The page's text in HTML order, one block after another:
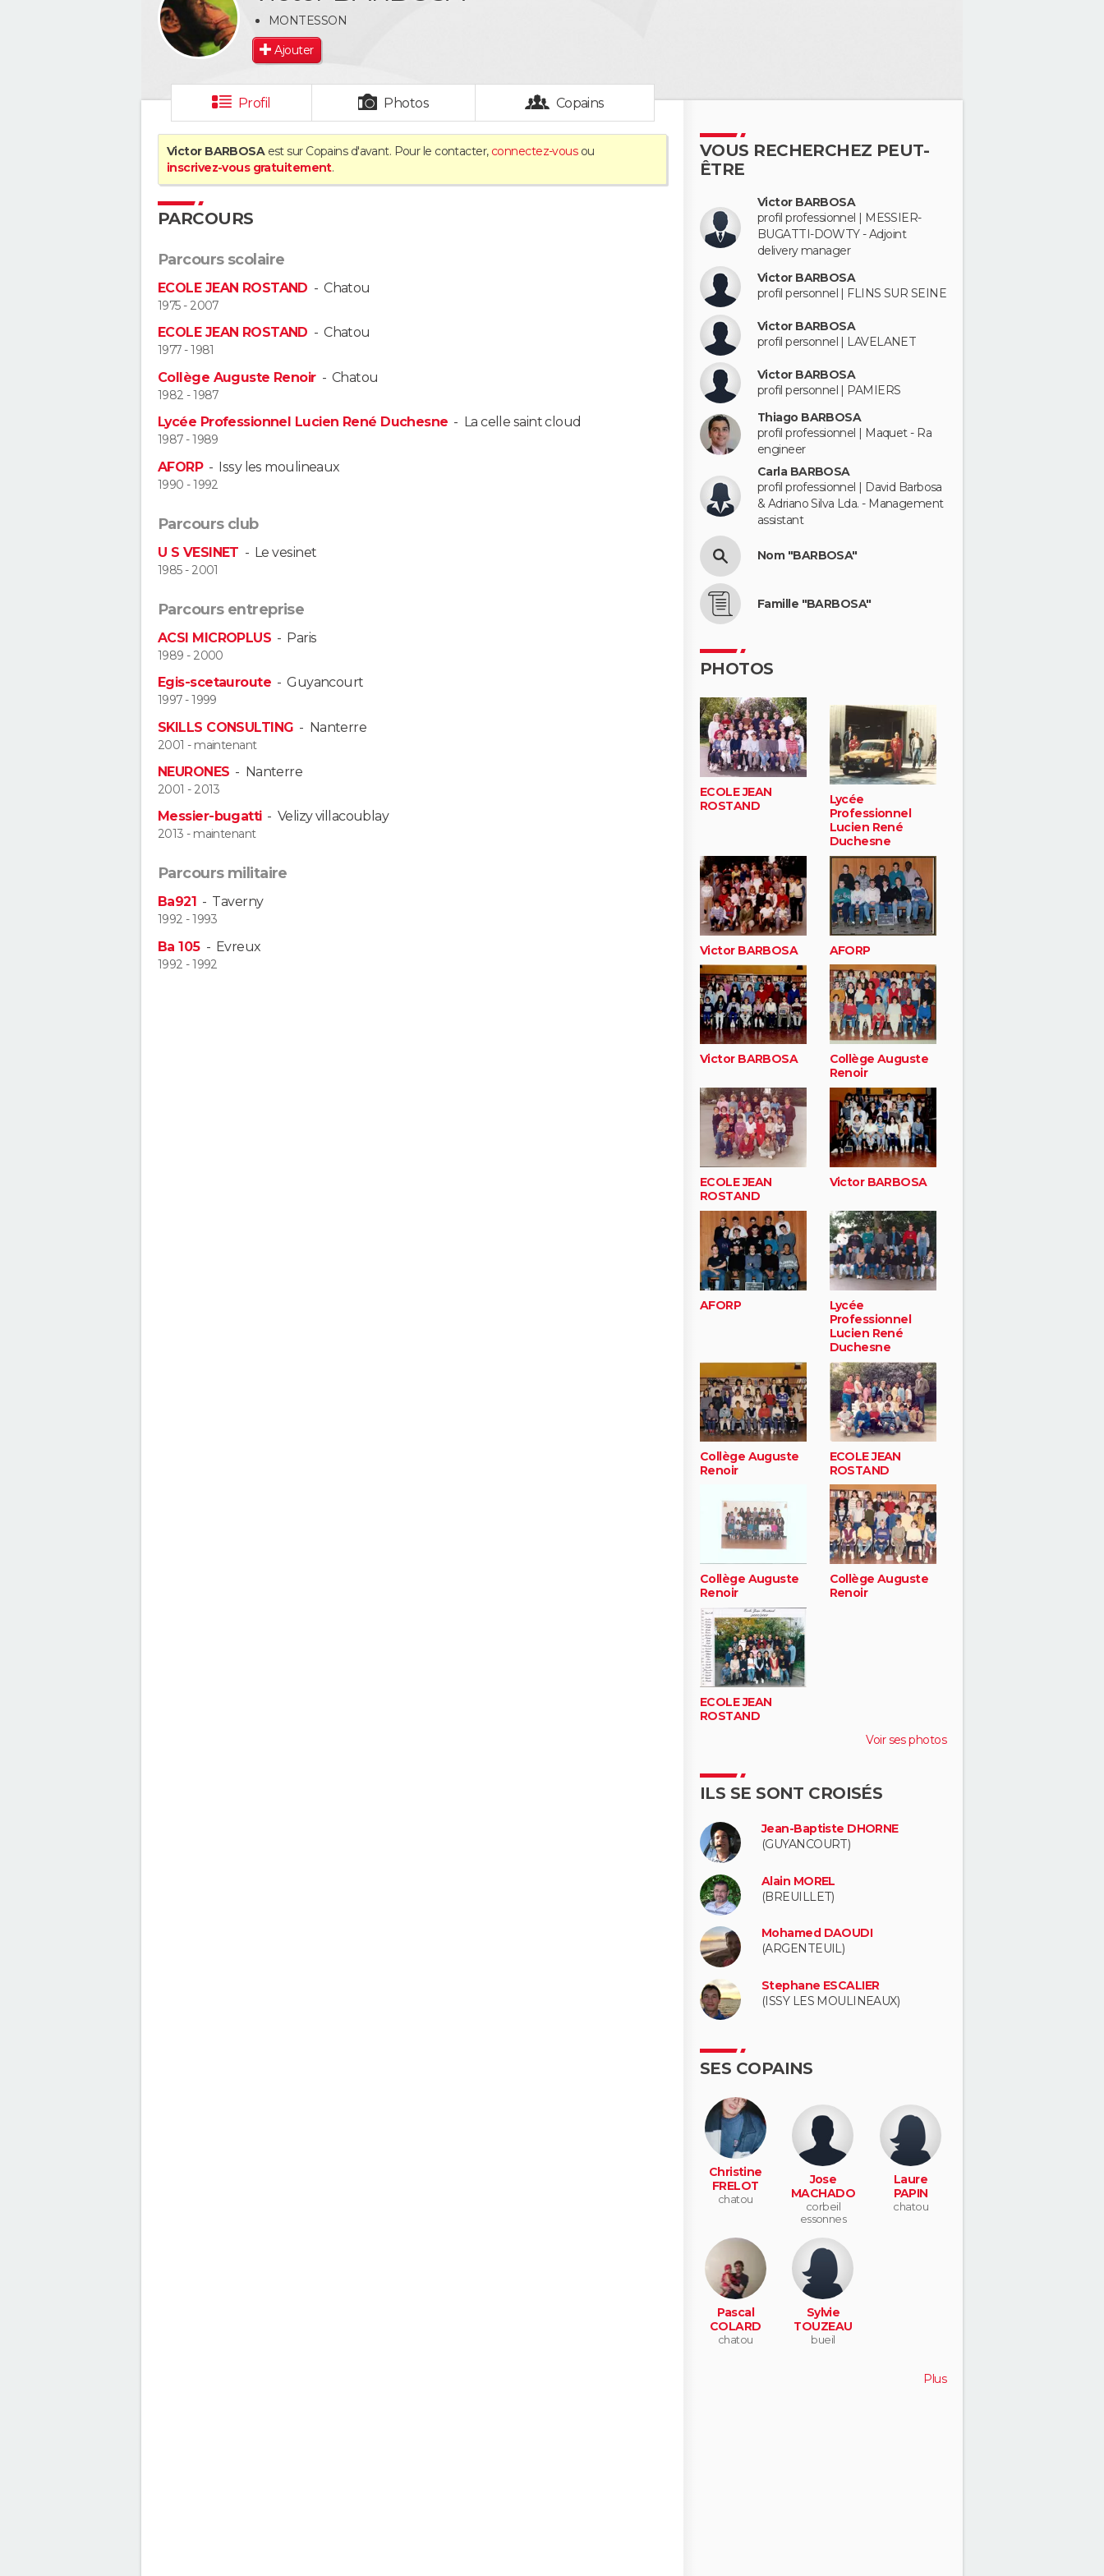
MONTESSON
Ajouter
Profil Photos Copains
Victor BARBOSAest sur Copains d'avant. Pour le contacter, connectez-vousou
inscrivez-vous gratuitement.
PARCOURS
Parcours scolaire
ECOLE JEAN ROSTAND -Chatou
1975 - 2007
ECOLE JEAN ROSTAND -Chatou
1977 - 1981
Collège Auguste Renoir- Chatou
1982 - 1987
Lycée Professionnel Lucien René Duchesne - La celle saint cloud
1987 - 1989
AFORP- Issy les moulineaux
1990 - 1992
Parcours club
U S VESINET - Le vesinet
1985 - 2001
Parcours entreprise
ACSI MICROPLUS - Paris
1989 - 2000
Egis-scetauroute -Guyancourt
1997 - 1999
SKILLS CONSULTING - Nanterre
2001 - maintenant
NEURONES - Nanterre
2001 - 2013
Messier-bugatti- Velizy villacoublay
2013 - maintenant
Parcours militaire
Ba921 - Taverny
1992 - 1993
Ba 105- Evreux
1992 - 1992
VOUS RECHERCHEZ PEUT-
ÊTRE
Victor BARBOSA
profil professionnel | MESSIER-
BUGATTI-DOWTY - Adjoint
delivery manager
Victor BARBOSA
profil personnel | FLINS SUR SEINE
Victor BARBOSA
profil personnel | LAVELANET
Victor BARBOSA
profil personnel | PAMIERS
Thiago BARBOSA
profil professionnel | Maquet - Ra
engineer
Carla BARBOSA
profil professionnel | David Barbosa
& Adriano Silva Lda. - Management
assistant
Nom "BARBOSA"
Famille "BARBOSA"
PHOTOS
ECOLE JEAN
ROSTAND
Lycée
Professionnel
Lucien René
Duchesne
Victor BARBOSA AFORP
Victor BARBOSA
Collège Auguste
Renoir
ECOLE JEAN
ROSTAND
Victor BARBOSA
AFORP
Lycée
Professionnel
Lucien René
Duchesne
Collège Auguste
Renoir
ECOLE JEAN
ROSTAND
Collège Auguste
Renoir
Collège Auguste
Renoir
ECOLE JEAN
ROSTAND
Voir ses photos
ILS SE SONT CROISÉS
Jean-Baptiste DHORNE
(GUYANCOURT)
Alain MOREL
(BREUILLET)
Mohamed DAOUDI
(ARGENTEUIL)
Stephane ESCALIER
(ISSY LES MOULINEAUX)
SES COPAINS
Christine
FRELOT
chatou
Jose
MACHADO
corbeil
essonnes
Laure
PAPIN
chatou
Pascal
COLARD
chatou
Sylvie
TOUZEAU
bueil
Plus